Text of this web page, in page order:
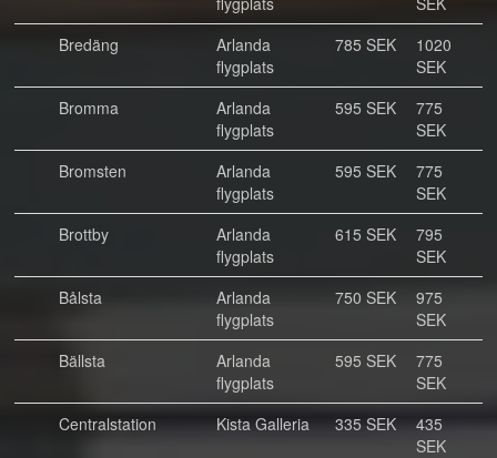
Bredäng
Arlanda
flygplats
785 SEK
1020
SEK
Bromma
Arlanda
flygplats
595 SEK
775
SEK
Bromsten
Arlanda
flygplats
595 SEK
775
SEK
Brottby
Arlanda
flygplats
615 SEK
795
SEK
Bålsta
Arlanda
flygplats
750 SEK
975
SEK
Bällsta
Arlanda
flygplats
595 SEK
775
SEK
Centralstation
Kista Galleria 335 SEK
435
SEK